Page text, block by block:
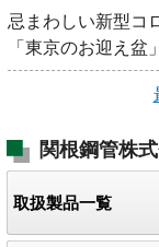
忌まわしい新型コ
「東京のお迎え盆
関根鋼管株
取扱製品一覧